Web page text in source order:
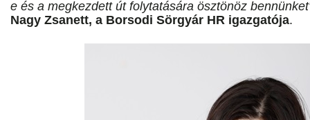
e és a megkezdett út folytatására ösztönöz
Nagy Zsanett, a Borsodi Sörgyár HR igazgatója.